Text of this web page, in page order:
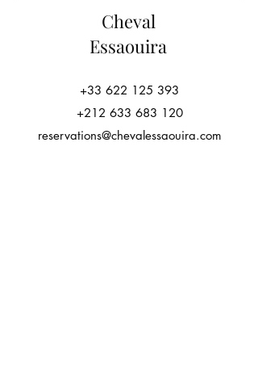
Cheval
Essaouira
+33 622 125 393
+212 633 683 120
reservations@chevalessaouira.com